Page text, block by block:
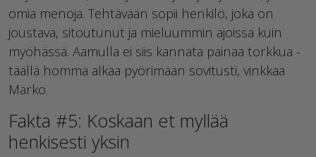
omia menoja. Tehtävään sopii henkilö, joka on
joustava, sitoutunut ja mieluummin ajoissa kuin
myöhässä. Aamulla ei siis kannata painaa torkkua -
täällä homma alkaa pyörimään sovitusti, vinkkaa
Marko.
Fakta #5: Koskaan et myllää
henkisesti yksin